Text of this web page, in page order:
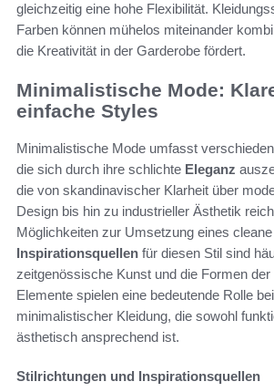
gleichzeitig eine hohe Flexibilität.
Farben können mühelos miteinander
die Kreativität in der Garderobe fördert.
Minimalistische Mode:
einfache Styles
Minimalistische Mode umfasst
die sich durch ihre schlichte Eleganz
die von skandinavischer Klarheit über
Design bis hin zu industrieller Ästhetik
Möglichkeiten zur Umsetzung eines
Inspirationsquellen für diesen Stil sind
zeitgenössische Kunst und die Formen der
Elemente spielen eine bedeutende Rolle
minimalistischer Kleidung, die sowohl
ästhetisch ansprechend ist.
Stilrichtungen und Inspirationsquellen